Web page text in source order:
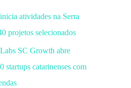
atividades na Serra
projetos selecionados
SC Growth abre
startups catarinenses com